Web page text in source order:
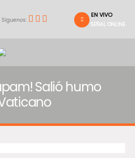
Síguenos:
EN VIVO
SEÑAL ONLINE
Salió humo